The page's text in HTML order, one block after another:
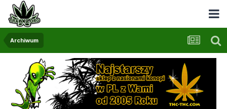
Archiwum